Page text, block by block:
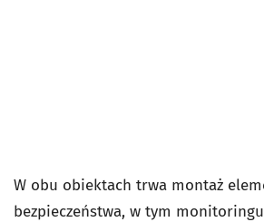
W obu obiektach trwa montaż
bezpieczeństwa, w tym